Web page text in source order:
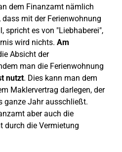
dem Finanzamt nämlich
mit der Ferienwohnung
spricht es von "Liebhaberei",
wird nichts. Am
Absicht der
man die Ferienwohnung
nutzt. Dies kann man dem
Maklervertrag darlegen, der
ganze Jahr ausschließt.
aber auch die
durch die Vermietung